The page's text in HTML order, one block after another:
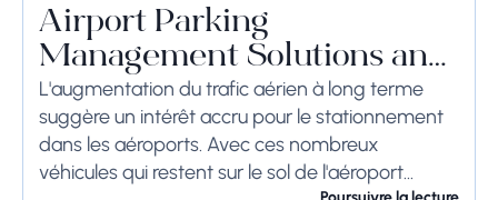
Airport Parking
Management Solutions and
Systems
L'augmentation du trafic aérien à long terme
suggère un intérêt accru pour le stationnement
dans les aéroports. Avec ces nombreux
véhicules qui restent sur le sol de l'aéroport